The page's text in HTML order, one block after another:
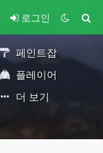
로그인
페인트잡
플레이어
더 보기